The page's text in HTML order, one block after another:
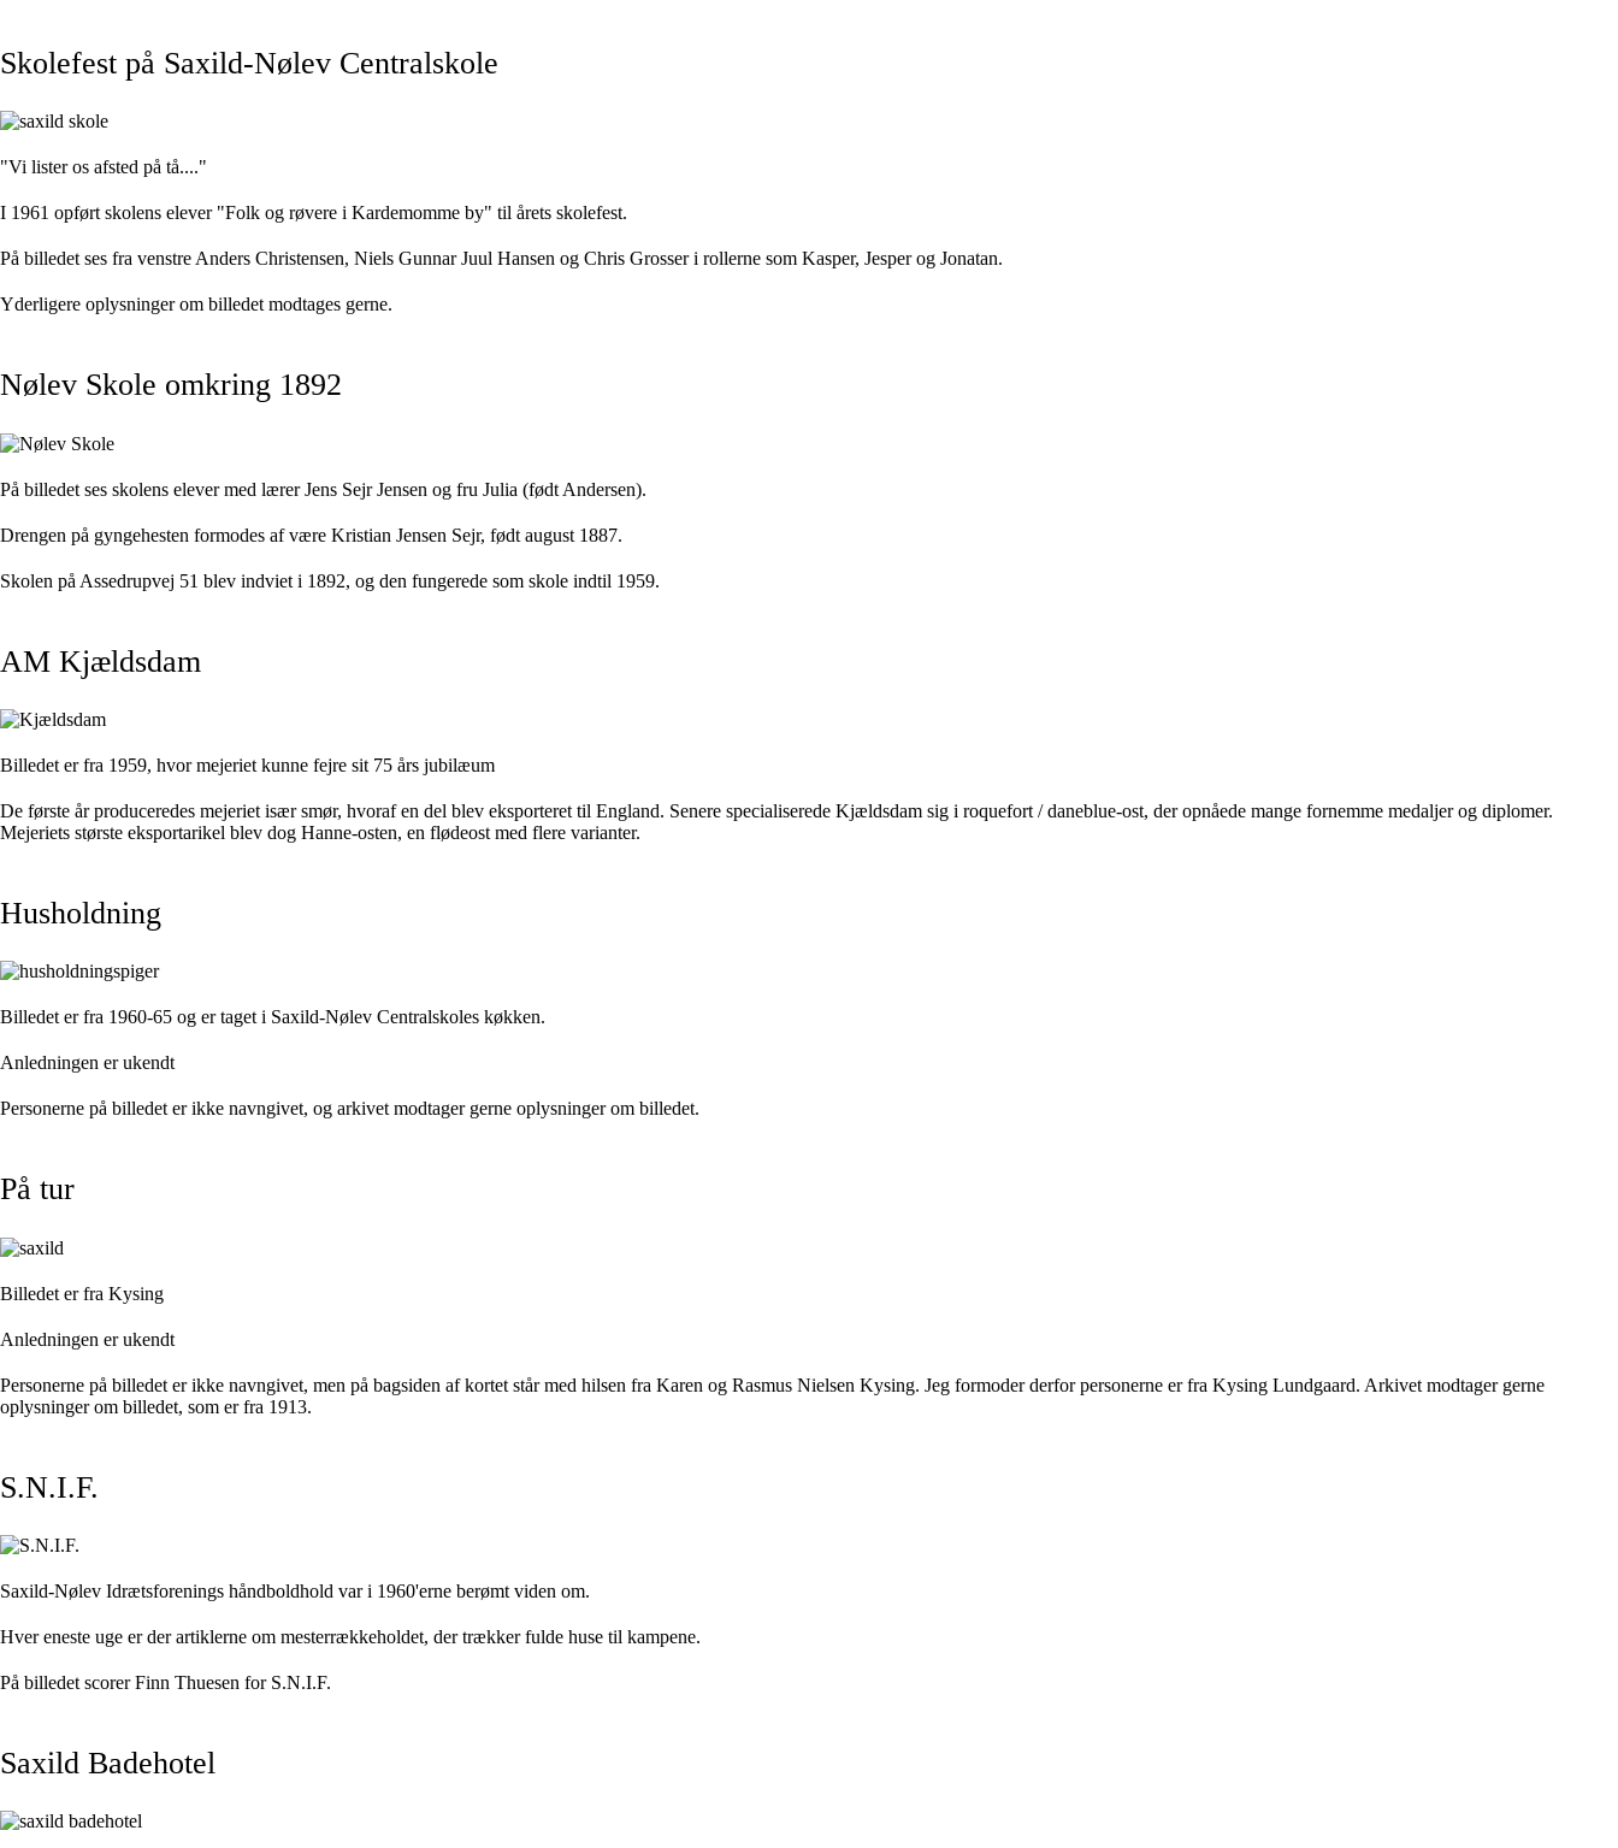
Skolefest på Saxild-Nølev Centralskole
"Vi lister os afsted på tå...."
I 1961 opført skolens elever "Folk og røvere i Kardemomme by" til årets skolefest.
På billedet ses fra venstre Anders Christensen, Niels Gunnar Juul Hansen og Chris Grosser i rollerne som Kasper, Jesper og Jonatan.
Yderligere oplysninger om billedet modtages gerne.
Nølev Skole omkring 1892
På billedet ses skolens elever med lærer Jens Sejr Jensen og fru Julia (født Andersen).
Drengen på gyngehesten formodes af være Kristian Jensen Sejr, født august 1887.
Skolen på Assedrupvej 51 blev indviet i 1892, og den fungerede som skole indtil 1959.
AM Kjældsdam
Billedet er fra 1959, hvor mejeriet kunne fejre sit 75 års jubilæum
De første år produceredes mejeriet især smør, hvoraf en del blev eksporteret til England. Senere specialiserede Kjældsdam sig i roquefort / daneblue-ost, der opnåede mange fornemme medaljer og diplomer.
Mejeriets største eksportarikel blev dog Hanne-osten, en flødeost med flere varianter.
Husholdning
Billedet er fra 1960-65 og er taget i Saxild-Nølev Centralskoles køkken.
Anledningen er ukendt
Personerne på billedet er ikke navngivet, og arkivet modtager gerne oplysninger om billedet.
På tur
Billedet er fra Kysing
Anledningen er ukendt
Personerne på billedet er ikke navngivet, men på bagsiden af kortet står med hilsen fra Karen og Rasmus Nielsen Kysing. Jeg formoder derfor personerne er fra Kysing Lundgaard. Arkivet modtager gerne
oplysninger om billedet, som er fra 1913.
S.N.I.F.
Saxild-Nølev Idrætsforenings håndboldhold var i 1960'erne berømt viden om.
Hver eneste uge er der artiklerne om mesterrækkeholdet, der trækker fulde huse til kampene.
På billedet scorer Finn Thuesen for S.N.I.F.
Saxild Badehotel